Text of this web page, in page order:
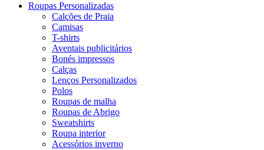
Roupas Personalizadas
Calções de Praia
Camisas
T-shirts
Aventais publicitários
Bonés impressos
Calças
Lenços Personalizados
Polos
Roupas de malha
Roupas de Abrigo
Sweatshirts
Roupa interior
Acessórios inverno